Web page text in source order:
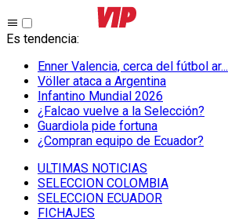
Es tendencia:
Enner Valencia, cerca del fútbol ar...
Völler ataca a Argentina
Infantino Mundial 2026
¿Falcao vuelve a la Selección?
Guardiola pide fortuna
¿Compran equipo de Ecuador?
ULTIMAS NOTICIAS
SELECCION COLOMBIA
SELECCION ECUADOR
FICHAJES